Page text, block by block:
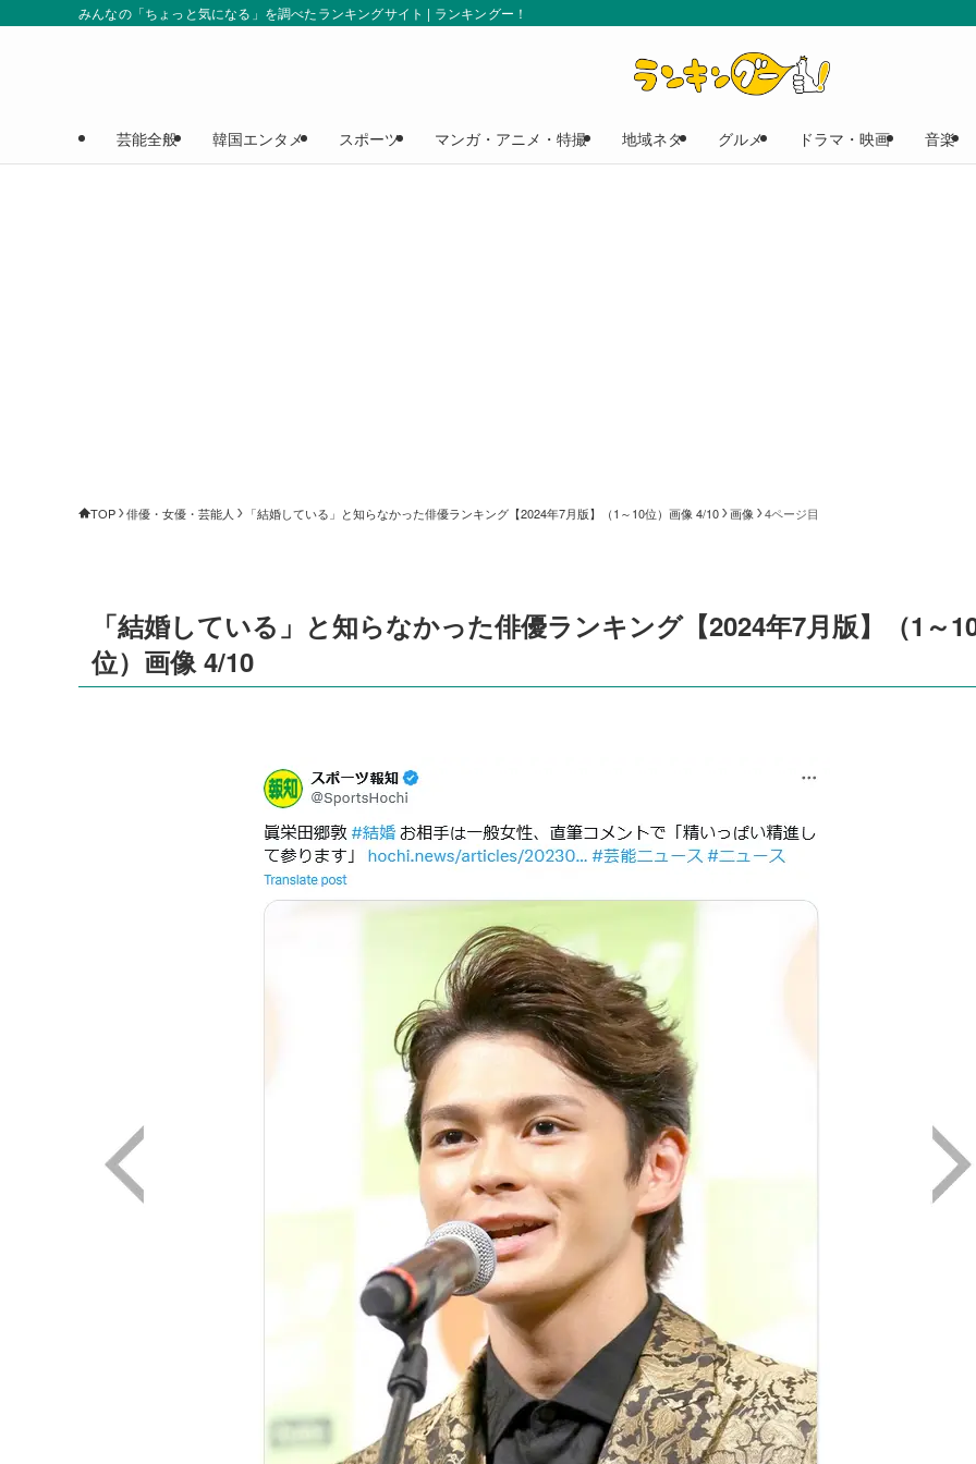
みんなの「ちょっと気になる」を調べたランキングサイト | ランキングー！
芸能全般 韓国エンタメ スポーツ マンガ・アニメ・特撮 地域ネタ グルメ ドラマ・映画 音楽
TOP 俳優・女優・芸能人 「結婚している」と知らなかった俳優ランキング【2024年7月版】（1～10位）画像 4/10 画像 4ページ目
「結婚している」と知らなかった俳優ランキング【2024年7月版】（1～
位）画像 4/10